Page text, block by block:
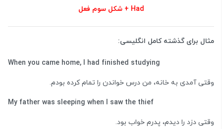
Had + شکل سوم فعل
مثال برای گذشته کامل انگلیسی:
When you came home, I had finished studying
وقتی آمدی به خانه، من درس خواندن را تمام کرده بودم.
My father was sleeping when I saw the thief
وقتی دزد را دیدم، پدرم خواب بود.